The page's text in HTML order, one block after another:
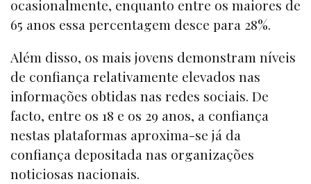
ocasionalmente, enquanto entre os maiores de
65 anos essa percentagem desce para 28%.
Além disso, os mais jovens demonstram níveis
de confiança relativamente elevados nas
informações obtidas nas redes sociais. De
facto, entre os 18 e os 29 anos, a confiança
nestas plataformas aproxima-se já da
confiança depositada nas organizações
noticiosas nacionais.